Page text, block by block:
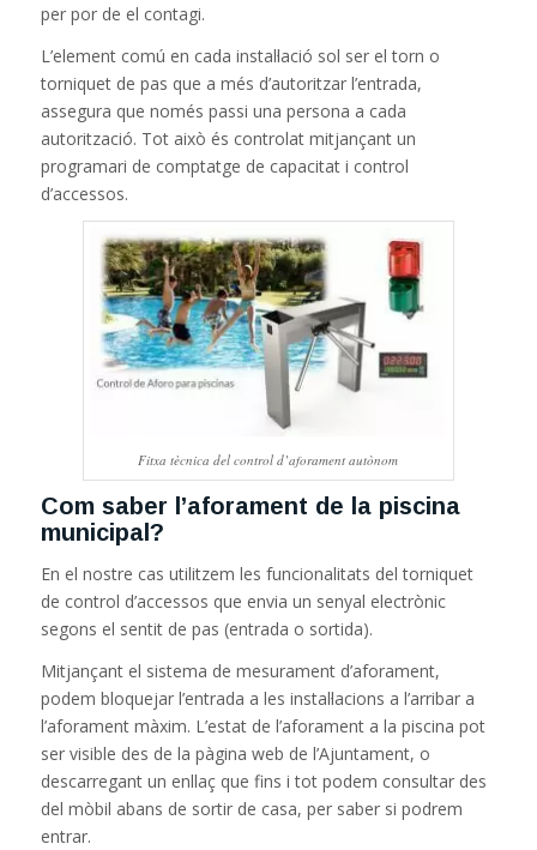
per por de el contagi.
L’element comú en cada instal·lació sol ser el torn o
torniquet de pas que a més d’autoritzar l’entrada,
assegura que només passi una persona a cada
autorització. Tot això és controlat mitjançant un
programari de comptatge de capacitat i control
d’accessos.
Fitxa tècnica del control d’aforament autònom
Com saber l’aforament de la piscina
municipal?
En el nostre cas utilitzem les funcionalitats del torniquet
de control d’accessos que envia un senyal electrònic
segons el sentit de pas (entrada o sortida).
Mitjançant el sistema de mesurament d’aforament,
podem bloquejar l’entrada a les instal·lacions a l’arribar a
l’aforament màxim. L’estat de l’aforament a la piscina pot
ser visible des de la pàgina web de l’Ajuntament, o
descarregant un enllaç que fins i tot podem consultar des
del mòbil abans de sortir de casa, per saber si podrem
entrar.